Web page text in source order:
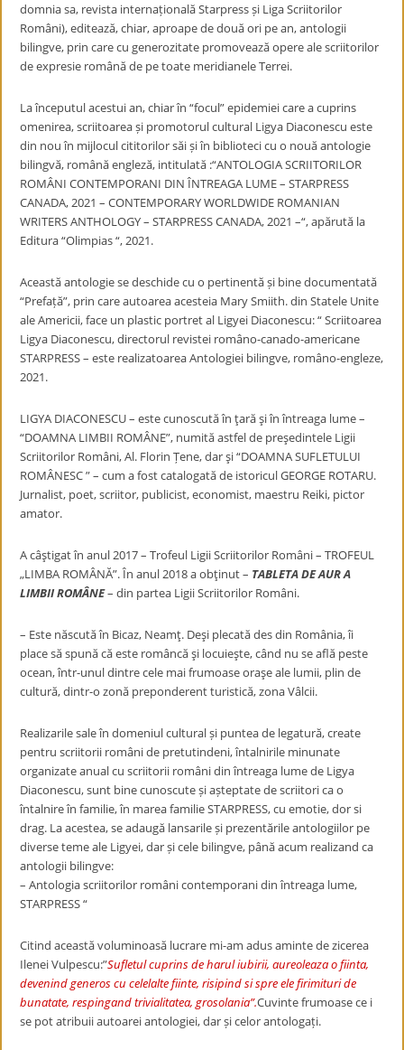
domnia sa, revista internațională Starpress și Liga Scriitorilor
Români), editează, chiar, aproape de două ori pe an, antologii
bilingve, prin care cu generozitate promovează opere ale scriitorilor
de expresie română de pe toate meridianele Terrei.
La începutul acestui an, chiar în “focul” epidemiei care a cuprins
omenirea, scriitoarea și promotorul cultural Ligya Diaconescu este
din nou în mijlocul cititorilor săi și în biblioteci cu o nouă antologie
bilingvă, română engleză, intitulată :“ANTOLOGIA SCRIITORILOR
ROMÂNI CONTEMPORANI DIN ÎNTREAGA LUME – STARPRESS
CANADA, 2021 – CONTEMPORARY WORLDWIDE ROMANIAN
WRITERS ANTHOLOGY – STARPRESS CANADA, 2021 –“, apărută la
Editura “Olimpias “, 2021.
Această antologie se deschide cu o pertinentă și bine documentată
“Prefață”, prin care autoarea acesteia Mary Smiith. din Statele Unite
ale Americii, face un plastic portret al Ligyei Diaconescu: “Scriitoarea
Ligya Diaconescu, directorul revistei româno-canado-americane
STARPRESS – este realizatoarea Antologiei bilingve, româno-engleze,
2021.
LIGYA DIACONESCU – este cunoscută în ţară şi în întreaga lume –
“DOAMNA LIMBII ROMÂNE”, numită astfel de preşedintele Ligii
Scriitorilor Români, Al. Florin Țene, dar şi “DOAMNA SUFLETULUI
ROMÂNESC ” – cum a fost catalogată de istoricul GEORGE ROTARU.
Jurnalist, poet, scriitor, publicist, economist, maestru Reiki, pictor
amator.
A câştigat în anul 2017 – Trofeul Ligii Scriitorilor Români – TROFEUL
„LIMBA ROMÂNĂ”. În anul 2018 a obţinut – TABLETA DE AUR A
LIMBII ROMÂNE– din partea Ligii Scriitorilor Români.
– Este născută în Bicaz, Neamţ. Deşi plecată des din România, îi
place să spună că este româncă şi locuieşte, când nu se află peste
ocean, într-unul dintre cele mai frumoase oraşe ale lumii, plin de
cultură, dintr-o zonă preponderent turistică, zona Vâlcii.
Realizarile sale în domeniul cultural și puntea de legatură, create
pentru scriitorii români de pretutindeni, întalnirile minunate
organizate anual cu scriitorii români din întreaga lume de Ligya
Diaconescu, sunt bine cunoscute și așteptate de scriitori ca o
întalnire în familie, în marea familie STARPRESS, cu emotie, dor si
drag. Laacestea, se adaugă lansarile și prezentările antologiilor pe
diverse teme ale Ligyei, dar și cele bilingve, până acum realizand ca
antologii bilingve:
– Antologia scriitorilor români contemporani din întreaga lume,
STARPRESS “
Citind această voluminoasă lucrare mi-am adus aminte de zicerea
Ilenei Vulpescu:”Sufletul cuprins de harul iubirii, aureoleaza o fiinta,
devenind generos cu celelalte fiinte, risipind si spre ele firimituri de
bunatate, respingand trivialitatea, grosolania”.Cuvinte frumoase ce i
se pot atribuii autoarei antologiei, dar și celor antologați.